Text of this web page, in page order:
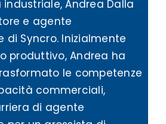
industriale, Andrea Dalla
e agente
di Syncro. Inizialmente
produttivo, Andrea ha
le competenze
commerciali,
di agente